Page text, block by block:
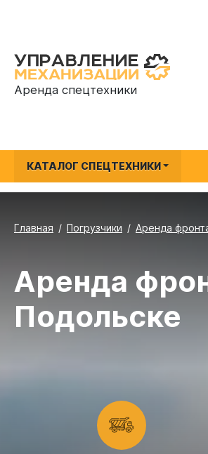
Аренда спецтехники
КАТАЛОГ СПЕЦТЕХНИКИ
Главная Погрузчики Аренда
Аренда
Подольске